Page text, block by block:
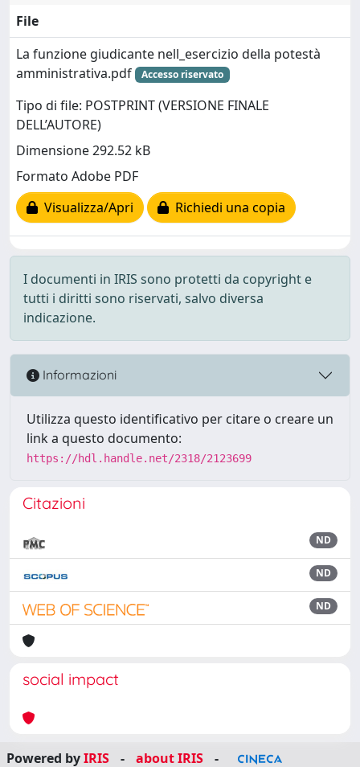
File
La funzione giudicante nell_esercizio della potestà
amministrativa.pdf
Accesso riservato
Tipo di file: POSTPRINT (VERSIONE FINALE
DELL’AUTORE)
Dimensione 292.52 kB
Formato Adobe PDF
Visualizza/Apri
Richiedi una copia
I documenti in IRIS sono protetti da copyright e
tutti i diritti sono riservati, salvo diversa
indicazione.
Informazioni
Utilizza questo identificativo per citare o creare un
link a questo documento:
https://hdl.handle.net/2318/2123699
Citazioni
ND
ND
ND
social impact
Powered byIRIS - about IRIS -